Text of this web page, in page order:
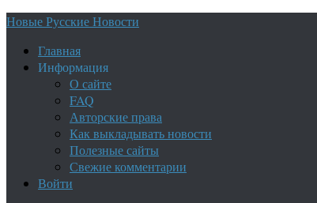
Новые Русские Новости
Главная
Информация
О сайте
FAQ
Авторские права
Как выкладывать новости
Полезные сайты
Свежие комментарии
Войти